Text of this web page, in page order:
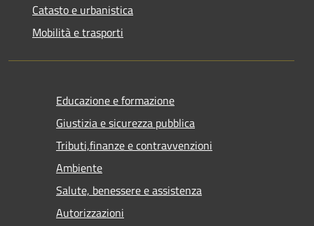
Catasto e urbanistica
Mobilità e trasporti
Educazione e formazione
Giustizia e sicurezza pubblica
Tributi,finanze e contravvenzioni
Ambiente
Salute, benessere e assistenza
Autorizzazioni